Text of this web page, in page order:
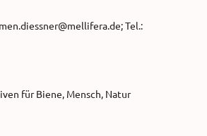
Tel.:
für Biene, Mensch, Natur